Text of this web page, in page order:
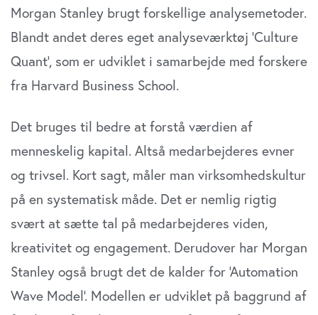
Morgan Stanley brugt forskellige analysemetoder.
Blandt andet deres eget analyseværktøj ‘Culture
Quant’, som er udviklet i samarbejde med forskere
fra Harvard Business School.
Det bruges til bedre at forstå værdien af
menneskelig kapital. Altså medarbejderes evner
og trivsel. Kort sagt, måler man virksomhedskultur
på en systematisk måde. Det er nemlig rigtig
svært at sætte tal på medarbejderes viden,
kreativitet og engagement. Derudover har Morgan
Stanley også brugt det de kalder for ‘Automation
Wave Model’. Modellen er udviklet på baggrund af